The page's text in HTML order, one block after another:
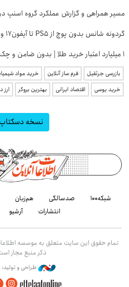
مسیر همراهی و گزارش عملکرد گروه اسنپ در
گردونه شانس بدون پوچ از PS5 تا آیفون17 و بیت کوین 🔥
۱ میلیارد اعتبار خرید طلا | بدون ضامن و چک
بازرسی جرثقیل فرم ساز آنلاین خرید مواد
خرید یوسی
اقتصاد ایرانی بهترین بروکر ارز
نسخه دسکتاپ
شبکه۱۰۰ صدسالگی هم‌زبان
انتشارات
آرشیو
تمام حقوق این سایت متعلق به موسسه
ذکر منبع مجاز
طراحی و تولید: